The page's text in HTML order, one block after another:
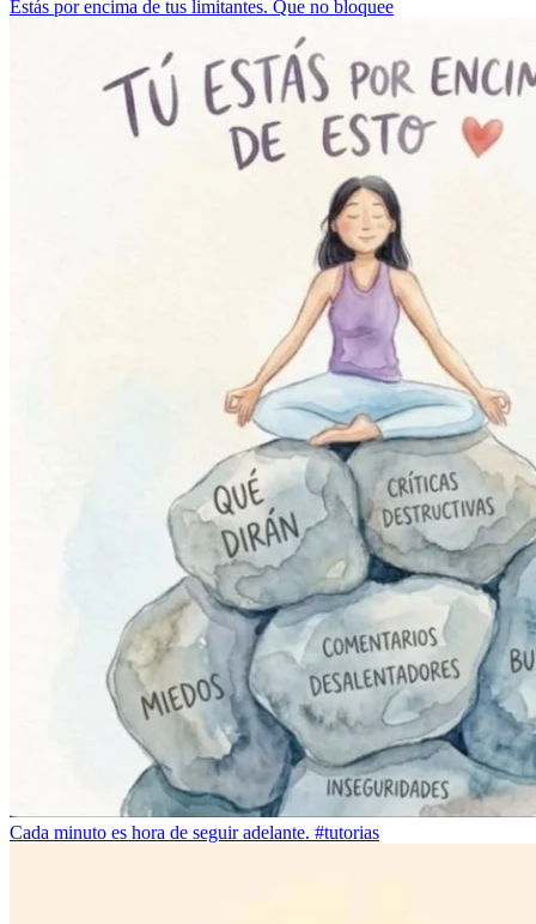
Estás por encima de tus limitantes. Que no bloquee
Cada minuto es hora de seguir adelante. #tutorias